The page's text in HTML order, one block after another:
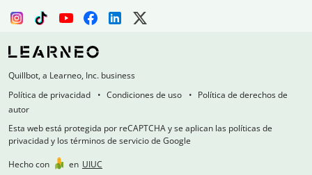
Quillbot, a Learneo, Inc. business
Política de privacidad
Condiciones de uso
Política de derechos de
autor
Esta web está protegida por reCAPTCHA y se aplican las políticas de
privacidad y los términos de servicio de Google
Hecho con
en UIUC